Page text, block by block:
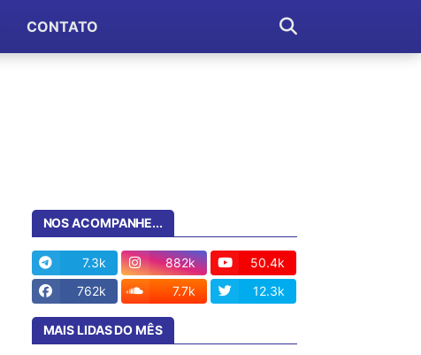
CONTATO
NOS ACOMPANHE...
7.3k 882k
50.4k
762k
7.7k 12.3k
MAIS LIDAS DO MÊS